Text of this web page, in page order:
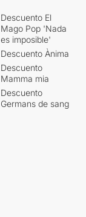
Descuento El
Mago Pop 'Nada
es imposible'
Descuento Ànima
Descuento
Mamma mia
Descuento
Germans de sang